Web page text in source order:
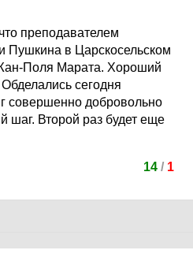
преподавателем
Пушкина в Царскосельском
Поля Марата. Хороший
сегодня
совершенно добровольно
Второй раз будет еще
14 / 1